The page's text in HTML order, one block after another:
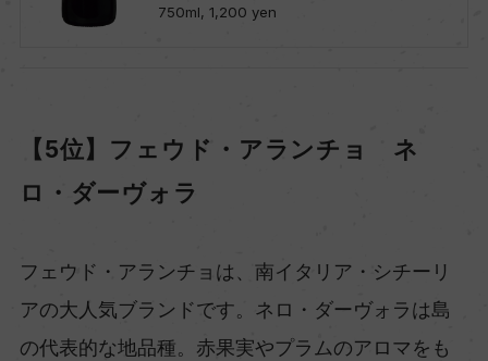
750ml, 1,200 yen
【5位】フェウド・アランチョ ネ
ロ・ダーヴォラ
フェウド・アランチョは、南イタリア・シチーリ
アの大人気ブランドです。ネロ・ダーヴォラは島
の代表的な地品種。赤果実やプラムのアロマをも